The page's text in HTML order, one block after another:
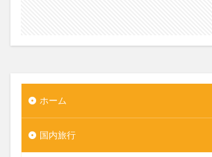
ホーム
国内旅行